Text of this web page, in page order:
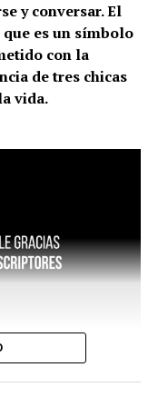
y conversar. El
es un símbolo
con la
de tres chicas
vida.